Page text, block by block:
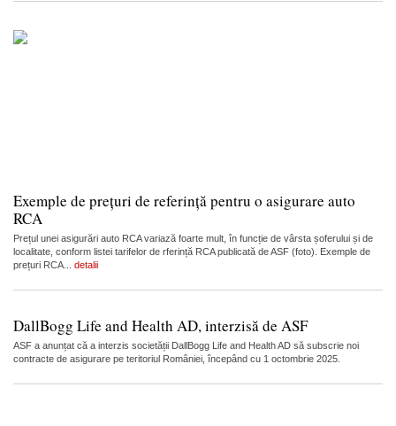
Exemple de prețuri de referință pentru o asigurare auto
RCA
Prețul unei asigurări auto RCA variază foarte mult, în funcție de vârsta șoferului și de
localitate, conform listei tarifelor de rferință RCA publicată de ASF (foto). Exemple de
prețuri RCA... detalii
DallBogg Life and Health AD, interzisă de ASF
ASF a anunțat că a interzis societății DallBogg Life and Health AD să subscrie noi
contracte de asigurare pe teritoriul României, începând cu 1 octombrie 2025.